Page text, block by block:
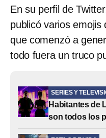
En su perfil de
publicó varios
que comenzó a
todo fuera un truco
SERIES Y
Habitantes de
son todos los